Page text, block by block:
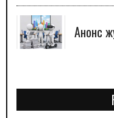
Анонс